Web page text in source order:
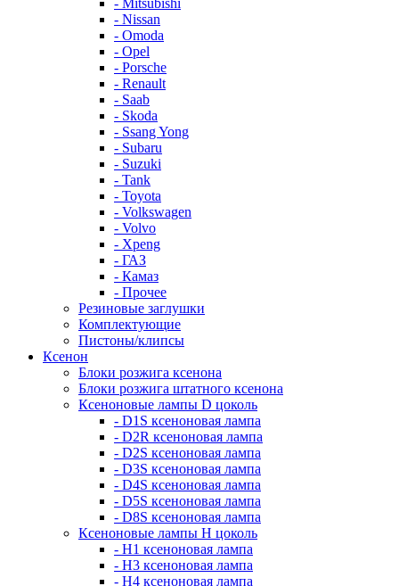
- Mitsubishi
- Nissan
- Omoda
- Opel
- Porsche
- Renault
- Saab
- Skoda
- Ssang Yong
- Subaru
- Suzuki
- Tank
- Toyota
- Volkswagen
- Volvo
- Xpeng
- ГАЗ
- Камаз
- Прочее
Резиновые заглушки
Комплектующие
Пистоны/клипсы
Ксенон
Блоки розжига ксенона
Блоки розжига штатного ксенона
Ксеноновые лампы D цоколь
- D1S ксеноновая лампа
- D2R ксеноновая лампа
- D2S ксеноновая лампа
- D3S ксеноновая лампа
- D4S ксеноновая лампа
- D5S ксеноновая лампа
- D8S ксеноновая лампа
Ксеноновые лампы Н цоколь
- H1 ксеноновая лампа
- H3 ксеноновая лампа
- H4 ксеноновая лампа